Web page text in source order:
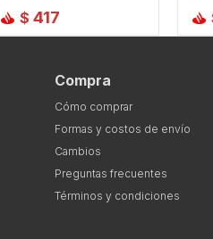
$ 417
Compra
Cómo comprar
Formas y costos de envío
Cambios
Preguntas frecuentes
Términos y condiciones